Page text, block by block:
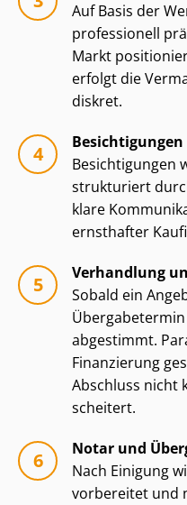
Auf Basis der
professionell
Markt
erfolgt die
diskret.
Besichtigungen
Besichtigungen
strukturiert
klare
ernsthafter
Verhandlung
Sobald ein
abgestimmt.
Finanzierung
Abschluss nicht
scheitert.
Notar und
Nach Einigung
vorbereitet und